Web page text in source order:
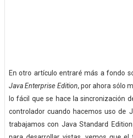
En otro artículo entraré más a fondo
Java Enterprise Edition, por ahora sólo
lo fácil que se hace la sincronización
controlador cuando hacemos uso de
trabajamos con Java Standard